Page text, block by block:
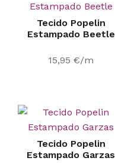
Tecido Popelin
Estampado Beetle
15,95 €/m
Tecido Popelin
Estampado Garzas